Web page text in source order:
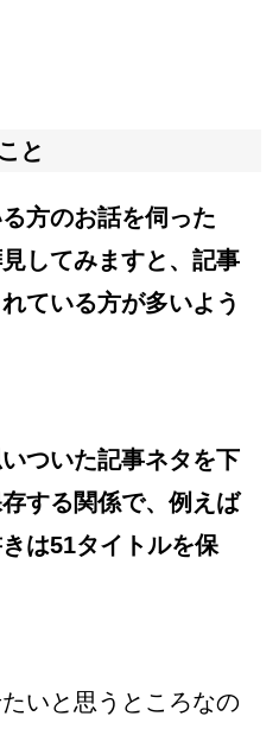
と
方のお話を伺った
してみますと、記事
ている方が多いよう
ついた記事ネタを下
する関係で、例えば
は51タイトルを保
いと思うところなの